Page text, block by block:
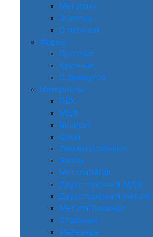
Металлик
Золотые
С патиной
Форма
Простые
Арочные
С фрамугой
Материалы
ПВХ
МДФ
Винорит
Шпон
Ламинированные
Эмаль
Металл/МДФ
Двухсторонний МДФ
Двухсторонний металл
Металл/Ламинат
Стальные
Железные